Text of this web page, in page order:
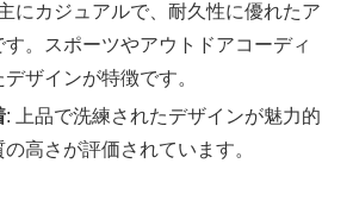
にカジュアルで、耐久性に優れたア
。スポーツやアウトドアコーディ
ザインが特徴です。
: 上品で洗練されたデザインが魅力的
高さが評価されています。